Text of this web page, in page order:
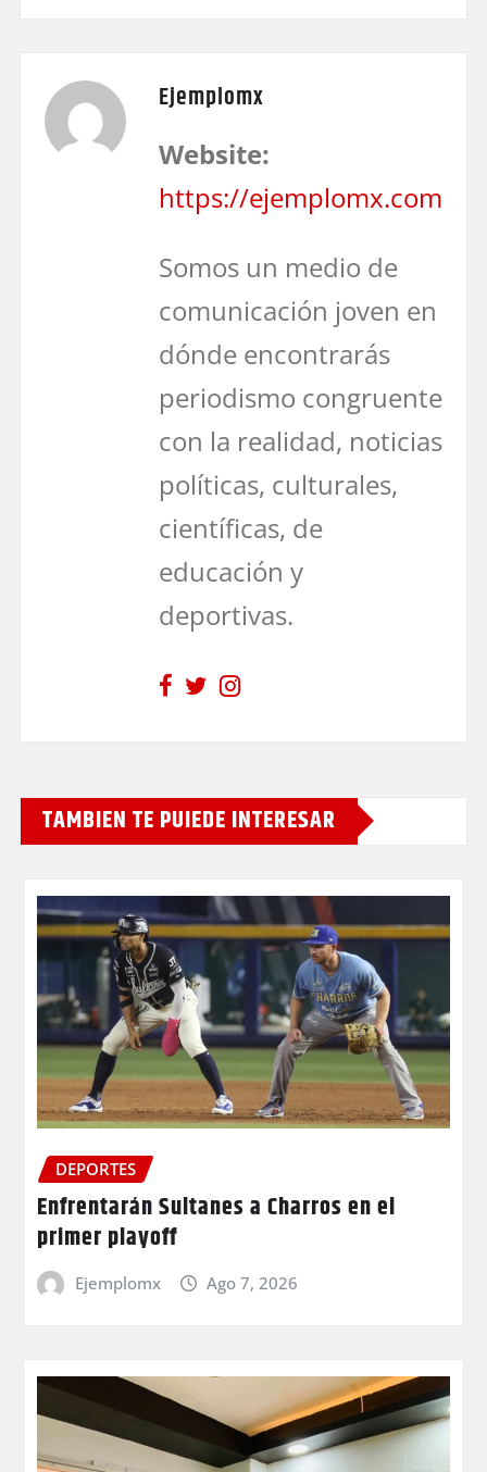
Ejemplomx
Website:
https://ejemplomx.com
Somos un medio de
comunicación joven en
dónde encontrarás
periodismo congruente
con la realidad, noticias
políticas, culturales,
científicas, de
educación y
deportivas.
TAMBIEN TE PUIEDE INTERESAR
DEPORTES
Enfrentarán Sultanes a Charros en el
primer playoff
Ejemplomx Ago 7, 2026